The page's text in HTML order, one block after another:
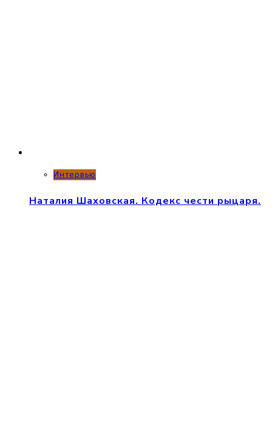
Интервью
Наталия Шаховская. Кодекс чести рыцаря.